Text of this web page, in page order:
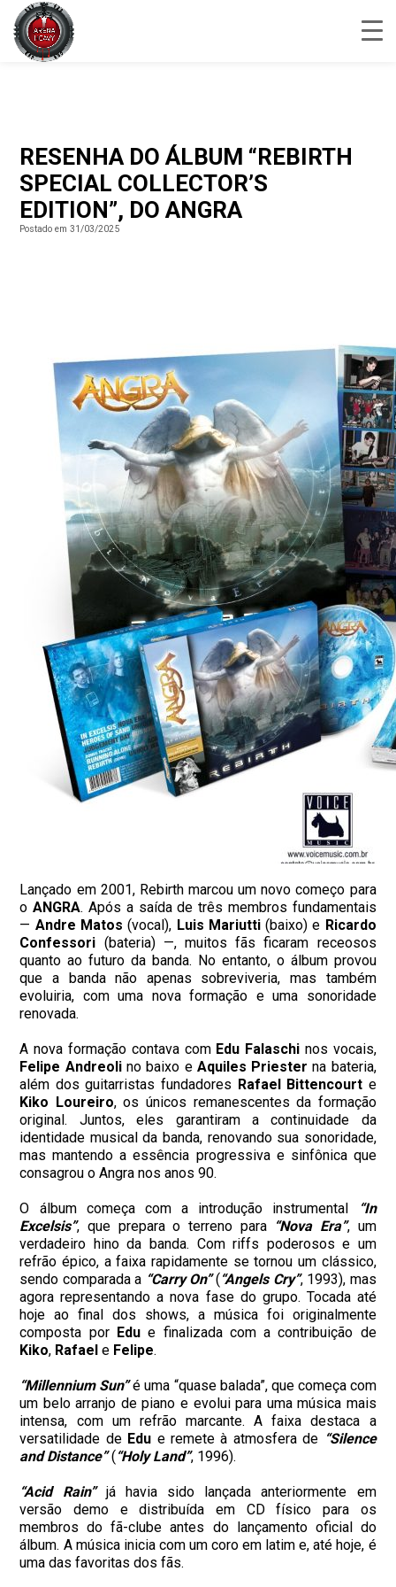
RESENHA DO ÁLBUM “REBIRTH
SPECIAL COLLECTOR’S
EDITION”, DO ANGRA
Postado em 31/03/2025
Lançado em 2001, Rebirth marcou um novo começo para
oANGRA. Após a saída de três membros fundamentais
— Andre Matos (vocal), Luis Mariutti(baixo) e Ricardo
Confessori (bateria) —, muitos fãs ficaram receosos
quanto ao futuro da banda. No entanto, o álbum provou
que a banda não apenas sobreviveria, mas também
evoluiria, com uma nova formação e uma sonoridade
renovada.
A nova formação contava com Edu Falaschi nos vocais,
Felipe Andreolino baixo e Aquiles Priester na bateria,
além dos guitarristas fundadores Rafael Bittencourt e
Kiko Loureiro, os únicos remanescentes da formação
original. Juntos, eles garantiram a continuidade da
identidade musical da banda, renovando sua sonoridade,
mas mantendo a essência progressiva e sinfônica que
consagrou o Angra nos anos 90.
O álbum começa com a introdução instrumental
“In
Excelsis”, que prepara o terreno para “Nova Era”, um
verdadeiro hino da banda. Com riffs poderosos e um
refrão épico, a faixa rapidamente se tornou um clássico,
sendo comparada a “Carry On”(“Angels Cry”, 1993), mas
agora representando a nova fase do grupo. Tocada até
hoje ao final dos shows, a música foi originalmente
composta por Edue finalizada com a contribuição de
Kiko, Rafael e Felipe.
“Millennium Sun”é uma “quase balada”, que começa com
um belo arranjo de piano e evolui para uma música mais
intensa, com um refrão marcante. A faixa destaca a
versatilidade de Edu e remete à atmosfera de “Silence
and Distance”(“Holy Land”, 1996).
“Acid Rain”já havia sido lançada anteriormente em
versão demo e distribuída em CD físico para os
membros do fã-clube antes do lançamento oficial do
álbum. A música inicia com um coro em latim e, até hoje, é
uma das favoritas dos fãs.